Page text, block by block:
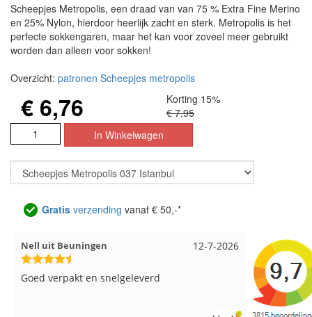
Scheepjes Metropolis, een draad van van 75 % Extra Fine Merino
en 25% Nylon, hierdoor heerlijk zacht en sterk. Metropolis is het
perfecte sokkengaren, maar het kan voor zoveel meer gebruikt
worden dan alleen voor sokken!
Overzicht: patronen Scheepjes metropolis
€ 6,76
Korting 15%
€ 7,95
Gratis verzending vanaf € 50,-*
12-7-2026
Nell uit Beuningen
Goed verpakt en snelgeleverd
Wendy uit
Ruime
goede
een